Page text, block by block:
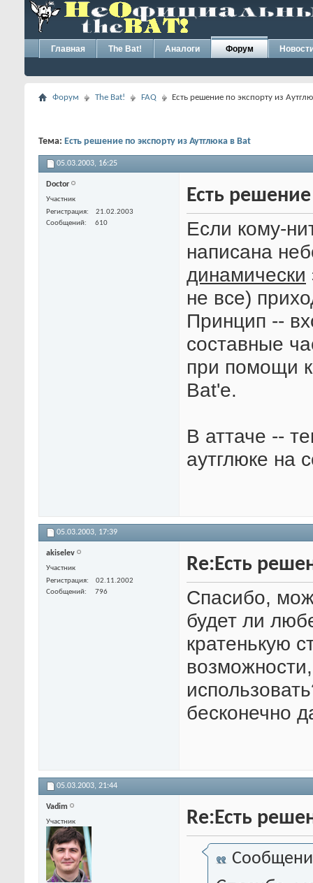
Главная The Bat! Аналоги Форум
Форум The Bat! FAQ Есть решение по экспорту из
Тема: Есть решение по экспорту из Аутглюка в Bat
05.03.2003, 16:25
Doctor
Участник
Регистрация
21.02.2003
Сообщений
610
Есть
Если кому-
написана
динамически
не все)
Принцип --
составные
при помощи
Bat'e.
В аттаче --
аутглюке на
05.03.2003, 17:39
akiselev
Участник
Регистрация
02.11.2002
Сообщений
796
Re:Есть
Спасибо,
будет ли
кратенькую
бесконечно
05.03.2003, 21:44
Vadim
Участник Re:Есть